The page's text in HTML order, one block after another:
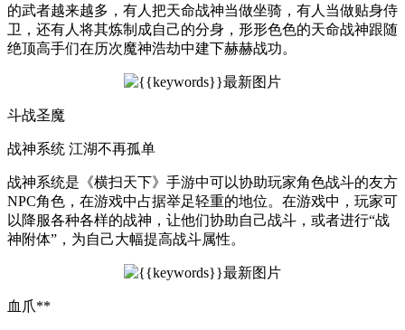
的武者越来越多，有人把天命战神当做坐骑，有人当做贴身侍
卫，还有人将其炼制成自己的分身，形形色色的天命战神跟随
绝顶高手们在历次魔神浩劫中建下赫赫战功。
斗战圣魔
战神系统 江湖不再孤单
战神系统是《横扫天下》手游中可以协助玩家角色战斗的友方
NPC角色，在游戏中占据举足轻重的地位。在游戏中，玩家可
以降服各种各样的战神，让他们协助自己战斗，或者进行“战
神附体”，为自己大幅提高战斗属性。
血爪**